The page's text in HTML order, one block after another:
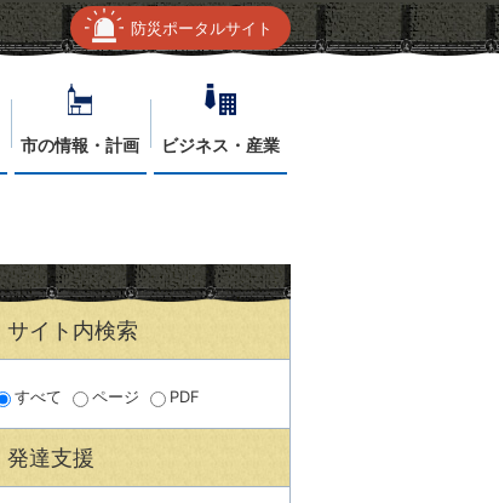
防災ポータルサイト
市の情報・計画 ビジネス・産業
サイト内検索
すべて ページ PDF
発達支援